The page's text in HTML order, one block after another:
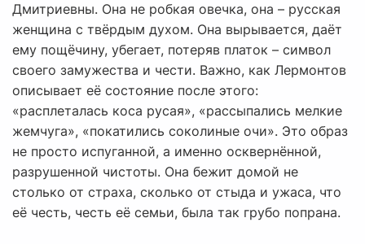
Дмитриевны. Она не робкая овечка, она – русская
женщина с твёрдым духом. Она вырывается, даёт
ему пощёчину, убегает, потеряв платок – символ
своего замужества и чести. Важно, как Лермонтов
описывает её состояние после этого:
«расплеталась коса русая», «рассыпались мелкие
жемчуга», «покатились соколиные очи». Это образ
не просто испуганной, а именно осквернённой,
разрушенной чистоты. Она бежит домой не
столько от страха, сколько от стыда и ужаса, что
её честь, честь её семьи, была так грубо попрана.